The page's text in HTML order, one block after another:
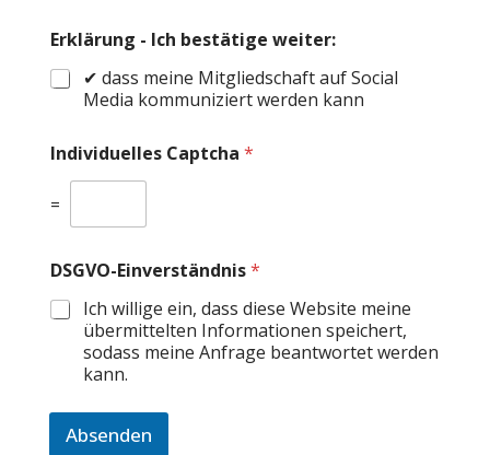
Erklärung - Ich bestätige weiter:
✔ dass meine Mitgliedschaft auf Social
Media kommuniziert werden kann
Individuelles Captcha *
=
DSGVO-Einverständnis*
Ich willige ein, dass diese Website meine
übermittelten Informationen speichert,
sodass meine Anfrage beantwortet werden
kann.
Absenden